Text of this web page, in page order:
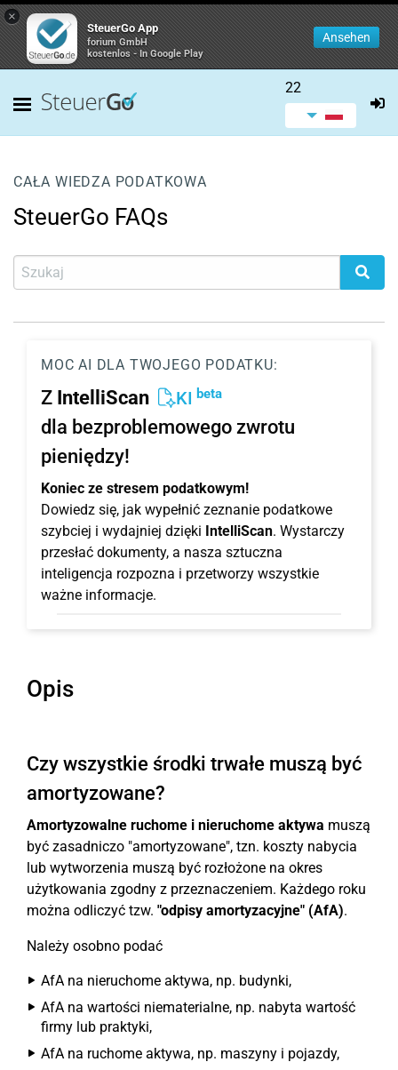
×
SteuerGo App
forium GmbH
kostenlos - In Google Play
Ansehen
22
CAŁA WIEDZA PODATKOWA
SteuerGo FAQs
MOC AI DLA TWOJEGO PODATKU:
Z IntelliScan KI beta
dla bezproblemowego zwrotu
pieniędzy!
Koniec ze stresem podatkowym!
Dowiedz się, jak wypełnić zeznanie podatkowe
szybciej i wydajniej dzięki IntelliScan. Wystarczy
przesłać dokumenty, a nasza sztuczna
inteligencja rozpozna i przetworzy wszystkie
ważne informacje.
Opis
Czy wszystkie środki trwałe muszą być
amortyzowane?
Amortyzowalne ruchome i nieruchome aktywa muszą
być zasadniczo "amortyzowane", tzn. koszty nabycia
lub wytworzenia muszą być rozłożone na okres
użytkowania zgodny z przeznaczeniem. Każdego roku
można odliczyć tzw. "odpisy amortyzacyjne" (AfA).
Należy osobno podać
AfA na nieruchome aktywa, np. budynki,
AfA na wartości niematerialne, np. nabyta wartość
firmy lub praktyki,
AfA na ruchome aktywa, np. maszyny i pojazdy,